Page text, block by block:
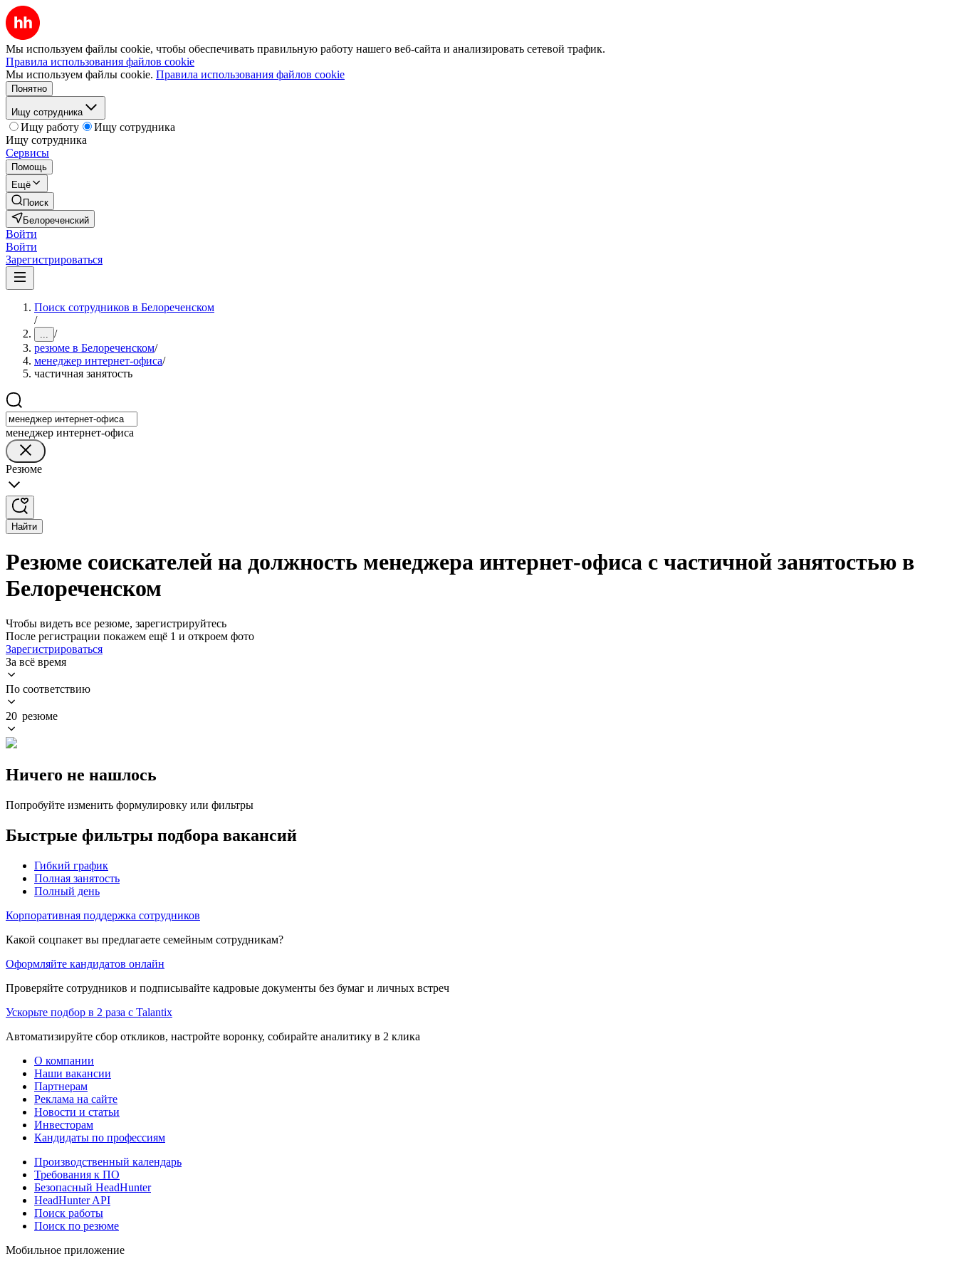
Мы используем файлы cookie, чтобы обеспечивать правильную работу нашего веб-сайта и анализировать сетевой трафик.
Правила использования файлов cookie
Мы используем файлы cookie. Правила использования файлов cookie
Понятно
Ищу сотрудника
Ищу работу
Ищу сотрудника
Ищу сотрудника
Сервисы
Помощь
Ещё
Поиск
Белореченский
Войти
Войти
Зарегистрироваться
Поиск сотрудников в Белореченском
/
... /
резюме в Белореченском/
менеджер интернет-офиса/
частичная занятость
менеджер интернет-офиса
Резюме
Найти
Резюме соискателей на должность менеджера интернет-офиса с частичной занятостью в
Белореченском
Чтобы видеть все резюме, зарегистрируйтесь
После регистрации покажем ещё 1 и откроем фото
Зарегистрироваться
За всё время
По соответствию
20 резюме
Ничего не нашлось
Попробуйте изменить формулировку или фильтры
Быстрые фильтры подбора вакансий
Гибкий график
Полная занятость
Полный день
Корпоративная поддержка сотрудников
Какой соцпакет вы предлагаете семейным сотрудникам?
Оформляйте кандидатов онлайн
Проверяйте сотрудников и подписывайте кадровые документы без бумаг и личных встреч
Ускорьте подбор в 2 раза с Talantix
Автоматизируйте сбор откликов, настройте воронку, собирайте аналитику в 2 клика
О компании
Наши вакансии
Партнерам
Реклама на сайте
Новости и статьи
Инвесторам
Кандидаты по профессиям
Производственный календарь
Требования к ПО
Безопасный HeadHunter
HeadHunter API
Поиск работы
Поиск по резюме
Мобильное приложение